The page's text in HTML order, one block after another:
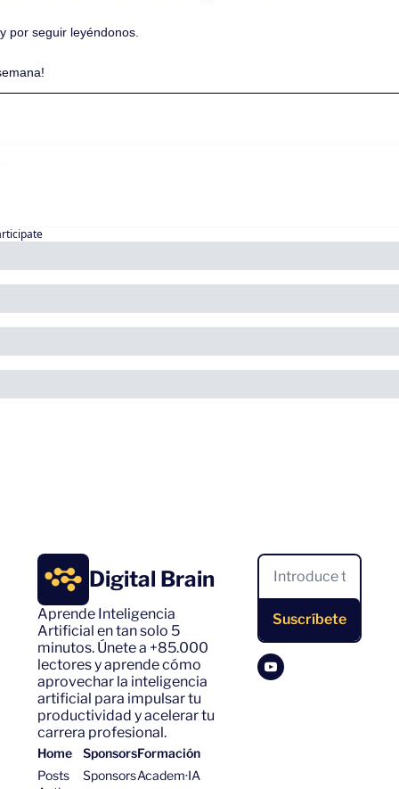
por seguir leyéndonos.
Digital Brain
Aprende Inteligencia
Artificial en tan solo 5
minutos. Únete a +85.000
lectores y aprende cómo
aprovechar la inteligencia
artificial para impulsar tu
productividad y acelerar tu
carrera profesional.
Suscríbete
Home
Posts
Sponsors
Sponsors
Formación
Academ·IA